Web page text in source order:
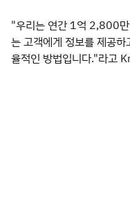
"우리는 연간 1억 2,800만
는 고객에게 정보를 제공
율적인 방법입니다."라고